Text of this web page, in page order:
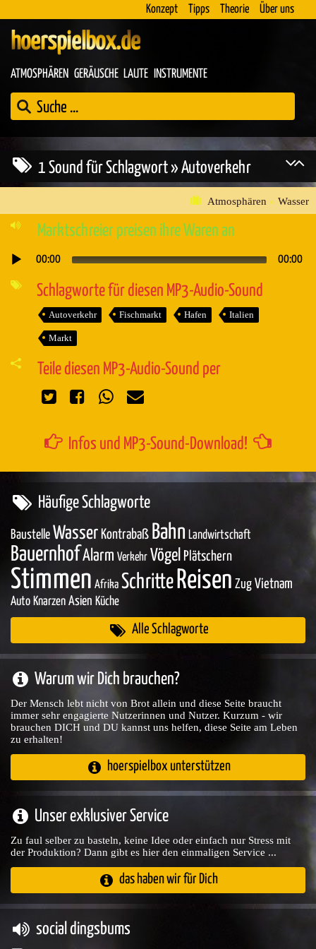
Konzept Tipps Theorie Über uns
hoerspielbox.de
ATMOSPHÄREN GERÄUSCHE LAUTE INSTRUMENTE
1 Sound für Schlagwort » Autoverkehr
Atmosphären » Wasser
Marktschreier preisen ihre Waren an
Audio-
00:00 00:00
Schlagworte für diesen MP3-Audio-Sound
Autoverkehr Fischmarkt Hafen Italien
Markt
Teile diesen MP3-Audio-Sound per
Infos und MP3-Sound-Download!
Häufige Schlagworte
Baustelle Wasser Kontrabaß Bahn Landwirtschaft
BauernhofAlarm Verkehr Vögel Plätschern
Stimmen Afrika Schritte Reisen Zug Vietnam
Auto Knarzen Asien Küche
Alle Schlagworte
Warum wir Dich brauchen?
Der Mensch lebt nicht von Brot allein und diese Seite braucht
immer sehr engagierte Nutzerinnen und Nutzer. Kurzum - wir
brauchen DICH und DU kannst uns helfen, diese Seite am Leben
zu erhalten!
hoerspielbox unterstützen
Unser exklusiver Service
Zu faul selber zu basteln, keine Idee oder einfach nur Stress mit
der Produktion? Dann gibt es hier den einmaligen Service ...
das haben wir für Dich
social dingsbums